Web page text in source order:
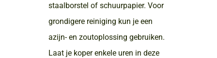
staalborstel of schuurpapier. Voor
grondigere reiniging kun je een
azijn- en zoutoplossing gebruiken.
Laat je koper enkele uren in deze